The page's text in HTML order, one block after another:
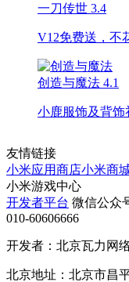
一刀传世 3.4
V12免费送，不
创造与魔法 4.1
小鹿服饰及背饰
友情链接
小米应用商店小米商
小米游戏中心
开发者平台 微信公众
010-60606666
开发者：北京瓦力网
北京地址：北京市昌